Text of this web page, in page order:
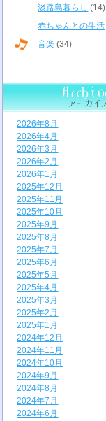
淡路島暮らし (14)
赤ちゃんとの生活
音楽 (34)
2026年8月
2026年4月
2026年3月
2026年2月
2026年1月
2025年12月
2025年11月
2025年10月
2025年9月
2025年8月
2025年7月
2025年6月
2025年5月
2025年4月
2025年3月
2025年2月
2025年1月
2024年12月
2024年11月
2024年10月
2024年9月
2024年8月
2024年7月
2024年6月